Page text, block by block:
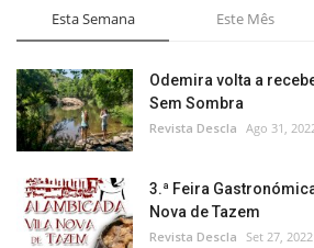
Esta Semana Este Mês
Odemira volta a
Sem Sombra
Revista Descla Ago 31,
3.ª Feira
Nova de Tazem
Revista Descla Set 27, 2022